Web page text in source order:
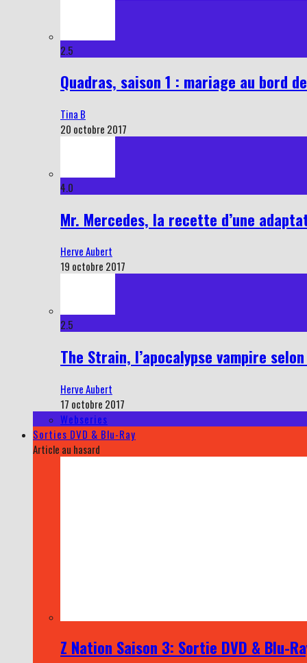
2.5
Quadras, saison 1 : mariage au bord
Tina B
20 octobre 2017
4.0
Mr. Mercedes, la recette d’une
Herve Aubert
19 octobre 2017
2.5
The Strain, l’apocalypse vampire
Herve Aubert
17 octobre 2017
Webseries
Sorties DVD & Blu-Ray
Article au hasard
Z Nation Saison 3: Sortie DVD & Blu-